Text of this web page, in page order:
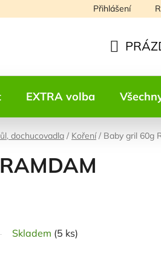
Přihlášení
KOŠÍK
EXTRA volba
dochucovadla / Koření / Baby gril 60g
Skladem (5 ks)